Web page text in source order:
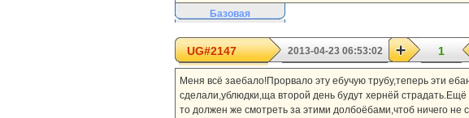
Базовая
UG#2147 2013-04-23 06:53:02 1
Меня всё заебало!Прорвало эту ебучую трубу,теперь эти
сделали,ублюдки,ща второй день будут хернёй
то должен же смотреть за этими долбоёбами,чтоб ничего